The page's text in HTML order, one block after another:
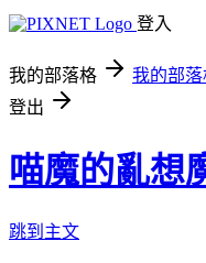
登入
我的部落格 我的部
登出
喵魔的亂想
跳到主文